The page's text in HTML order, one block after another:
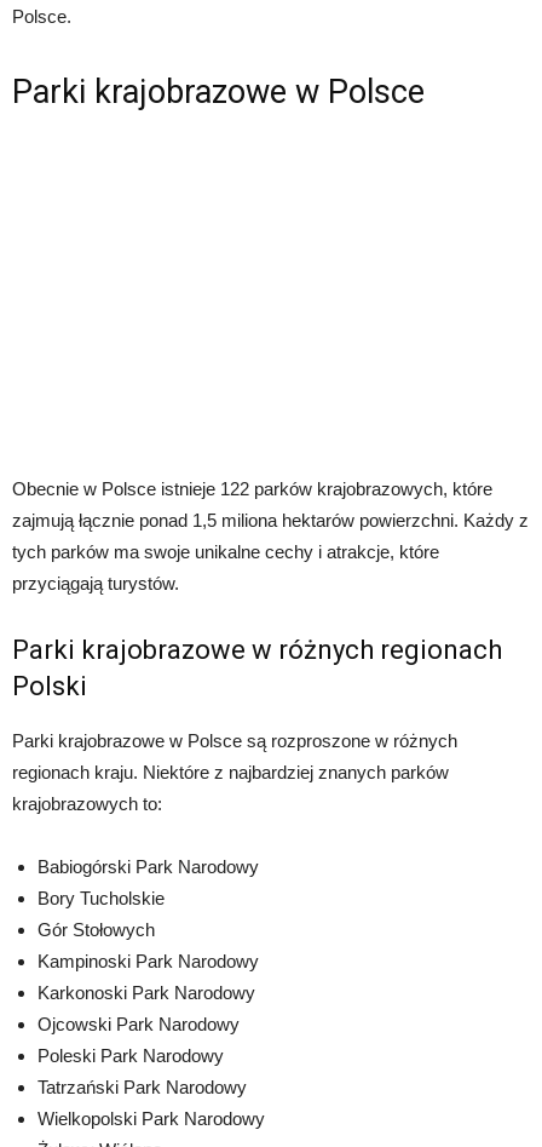
Polsce.
Parki krajobrazowe w Polsce
Obecnie w Polsce istnieje 122 parków krajobrazowych, które
zajmują łącznie ponad 1,5 miliona hektarów powierzchni. Każdy z
tych parków ma swoje unikalne cechy i atrakcje, które
przyciągają turystów.
Parki krajobrazowe w różnych regionach
Polski
Parki krajobrazowe w Polsce są rozproszone w różnych
regionach kraju. Niektóre z najbardziej znanych parków
krajobrazowych to:
Babiogórski Park Narodowy
Bory Tucholskie
Gór Stołowych
Kampinoski Park Narodowy
Karkonoski Park Narodowy
Ojcowski Park Narodowy
Poleski Park Narodowy
Tatrzański Park Narodowy
Wielkopolski Park Narodowy